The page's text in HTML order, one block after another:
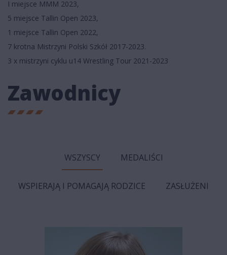
I miejsce MMM 2023,
5 miejsce Tallin Open 2023,
1 miejsce Tallin Open 2022,
7 krotna Mistrzyni Polski Szkół 2017-2023.
3 x mistrzyni cyklu u14 Wrestling Tour 2021-2023
Zawodnicy
WSZYSCY MEDALIŚCI
WSPIERAJĄ I POMAGAJĄ RODZICE ZASŁUŻENI